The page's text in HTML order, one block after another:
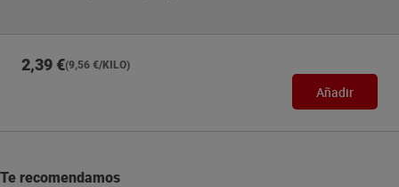
2,39 €(9,56 €/KILO)
Añadir
Te recomendamos